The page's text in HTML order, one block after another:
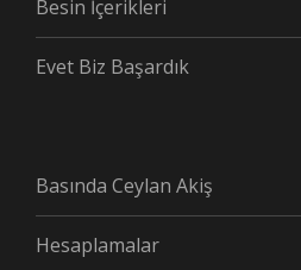
Besin İçerikleri
Evet Biz Başardık
Basında Ceylan Akiş
Hesaplamalar